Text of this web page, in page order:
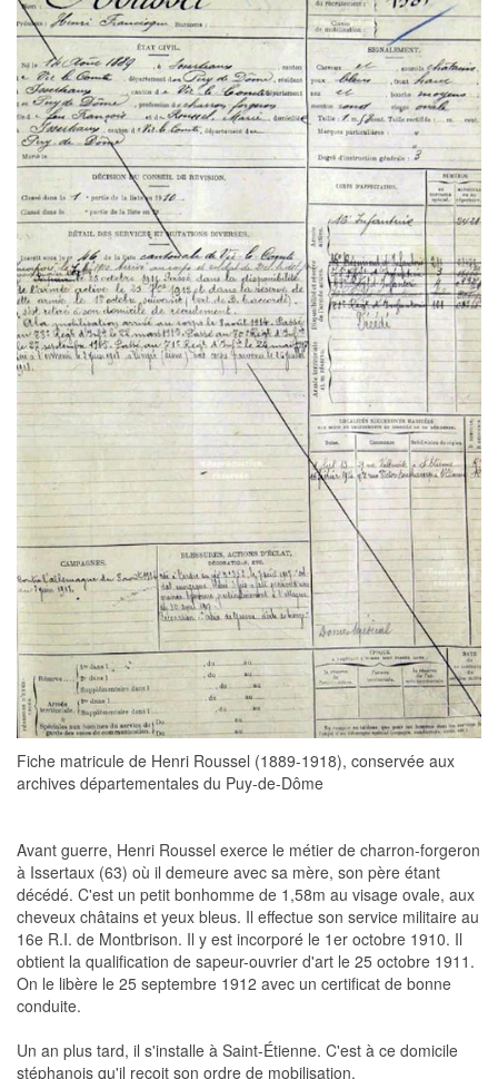
Fiche matricule de Henri Roussel (1889-1918), conservée aux
archives départementales du Puy-de-Dôme
Avant guerre, Henri Roussel exerce le métier de charron-forgeron
à Issertaux (63) où il demeure avec sa mère, son père étant
décédé. C'est un petit bonhomme de 1,58m au visage ovale, aux
cheveux châtains et yeux bleus. Il effectue son service militaire au
16e R.I. de Montbrison. Il y est incorporé le 1er octobre 1910. Il
obtient la qualification de sapeur-ouvrier d'art le 25 octobre 1911.
On le libère le 25 septembre 1912 avec un certificat de bonne
conduite.
Un an plus tard, il s'installe à Saint-Étienne. C'est à ce domicile
stéphanois qu'il reçoit son ordre de mobilisation.